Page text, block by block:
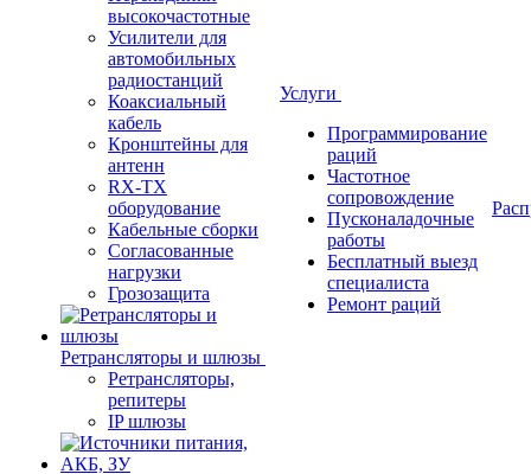
высокочастотные
Усилители для
автомобильных
радиостанций
Коаксиальный
кабель
Кронштейны для
антенн
RX-TX
оборудование
Кабельные сборки
Согласованные
нагрузки
Грозозащита
Ретрансляторы и шлюзы
Ретрансляторы,
репитеры
IP шлюзы
Услуги
Программирование
раций
Частотное
сопровождение
Пусконаладочные
работы
Бесплатный выезд
специалиста
Ремонт раций